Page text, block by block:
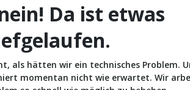
Da ist etwas
als hätten wir ein technisches Problem.
momentan nicht wie erwartet. Wir